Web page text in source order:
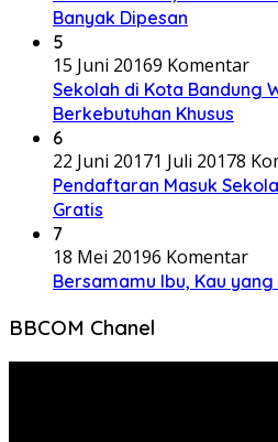
Banyak Dipesan
5
15 Juni 20169 Komentar
Sekolah di Kota Bandung
Berkebutuhan Khusus
6
22 Juni 20171 Juli 20178
Pendaftaran Masuk
Gratis
7
18 Mei 20196 Komentar
Bersamamu Ibu, Kau yang
BBCOM Chanel